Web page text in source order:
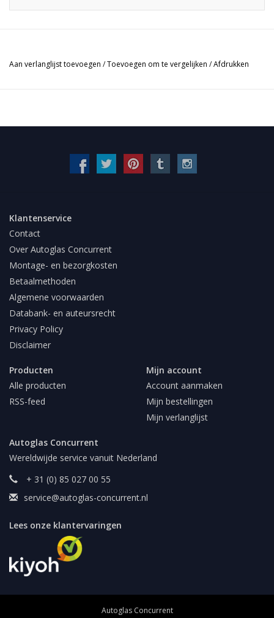
Aan verlanglijst toevoegen /Toevoegen om te vergelijken /Afdrukken
Klantenservice
Contact
Over Autoglas Concurrent
Montage- en bezorgkosten
Betaalmethoden
Algemene voorwaarden
Databank- en auteursrecht
Privacy Policy
Disclaimer
Producten
Alle producten
RSS-feed
Mijn account
Account aanmaken
Mijn bestellingen
Mijn verlanglijst
Autoglas Concurrent
Wereldwijde service vanuit Nederland
+ 31 (0) 85 027 00 55
service@autoglas-concurrent.nl
Lees onze klantervaringen
Autoglas Concurrent